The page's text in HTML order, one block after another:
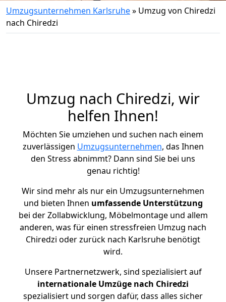
Umzugsunternehmen Karlsruhe» Umzug von Chiredzi
nach Chiredzi
Umzug nach Chiredzi, wir
helfen Ihnen!
Möchten Sie umziehen und suchen nach einem
zuverlässigen Umzugsunternehmen, das Ihnen
den Stress abnimmt? Dann sind Sie bei uns
genau richtig!
Wir sind mehr als nur ein Umzugsunternehmen
und bieten Ihnen umfassende Unterstützung
bei der Zollabwicklung, Möbelmontage und allem
anderen, was für einen stressfreien Umzug nach
Chiredzi oder zurück nach Karlsruhe benötigt
wird.
Unsere Partnernetzwerk, sind spezialisiert auf
internationale Umzüge nach Chiredzi
spezialisiert und sorgen dafür, dass alles sicher